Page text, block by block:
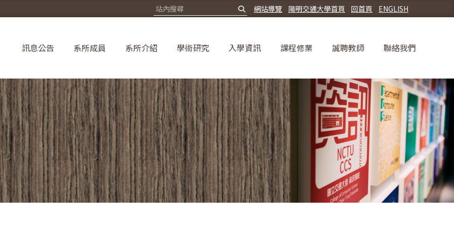
ENGLISH
回首頁
陽明交通大學首頁
網站導覽
訊息公告 系所成員 系所介紹 學術研究 入學資訊 課程修業 誠聘教師 聯絡我們